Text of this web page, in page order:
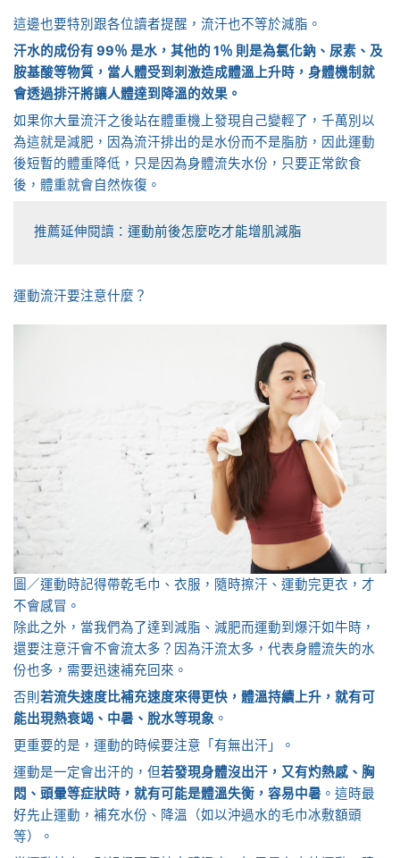
這邊也要特別跟各位讀者提醒，流汗也不等於減脂。
汗水的成份有 99％ 是水，其他的 1％ 則是為氯化鈉、尿素、及
胺基酸等物質，當人體受到刺激造成體溫上升時，身體機制就
會透過排汗將讓人體達到降溫的效果。
如果你大量流汗之後站在體重機上發現自己變輕了，千萬別以
為這就是減肥，因為流汗排出的是水份而不是脂肪，因此運動
後短暫的體重降低，只是因為身體流失水份，只要正常飲食
後，體重就會自然恢復。
推薦延伸閱讀：運動前後怎麼吃才能增肌減脂
運動流汗要注意什麼？
圖／運動時記得帶乾毛巾、衣服，隨時擦汗、運動完更衣，才
不會感冒。
除此之外，當我們為了達到減脂、減肥而運動到爆汗如牛時，
還要注意汗會不會流太多？因為汗流太多，代表身體流失的水
份也多，需要迅速補充回來。
否則 若流失速度比補充速度來得更快，體溫持續上升，就有可
能出現熱衰竭、中暑、脫水等現象 。
更重要的是，運動的時候要注意「有無出汗」。
運動是一定會出汗的，但若發現身體沒出汗，又有灼熱感、胸
悶、頭暈等症狀時，就有可能是體溫失衡，容易中暑 。這時最
好先止運動，補充水份、降溫（如以沖過水的毛巾冰敷額頭
等）。